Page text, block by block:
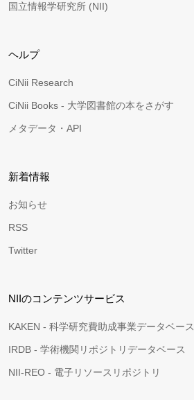
国立情報学研究所 (NII)
ヘルプ
CiNii Research
CiNii Books - 大学図書館の本をさがす
メタデータ・API
新着情報
お知らせ
RSS
Twitter
NIIのコンテンツサービス
KAKEN - 科学研究費助成事業データベース
IRDB - 学術機関リポジトリデータベース
NII-REO - 電子リソースリポジトリ